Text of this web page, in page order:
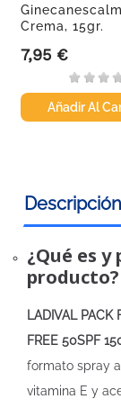
Crema, 15gr.
Precio
7,95 €
Añadir Al
Descripción
¿Qué es
producto?
LADIVAL PACK
FREE 50SPF
formato spray
vitamina E y